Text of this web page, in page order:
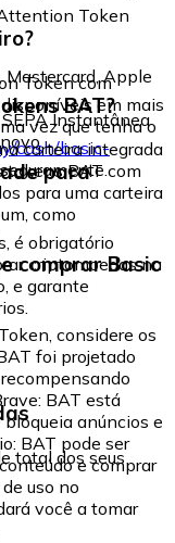
Token
Mastercard, Apple
Instantânea
Token com
em mais
vez que tenha o
cash/basic-
BAT?
carteira integrada
tokens BAT com
para uma carteira
como
para
é obrigatório
criptomoedas na
e garante
comprar Basic
considere os
foi projetado
BAT está
anúncios e
BAT pode ser
e comprar
uso no
você a tomar
total dos seus